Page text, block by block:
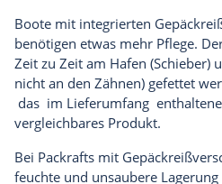
Boote mit integrierten
benötigen etwas mehr Pflege.
Zeit zu Zeit am Hafen (Schieber)
nicht an den Zähnen) gefettet
das im Lieferumfang
vergleichbares Produkt.
Bei Packrafts mit
feuchte und unsaubere